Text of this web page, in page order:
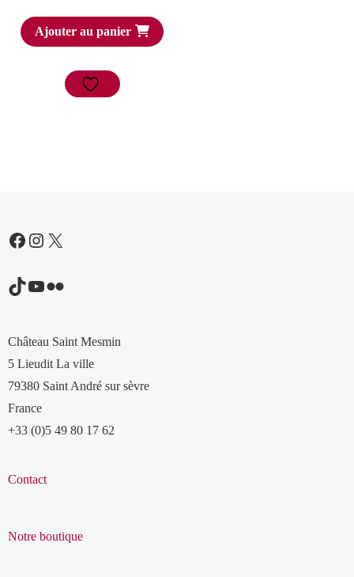
Ajouter au panier
Facebook
Instagram
X
TikTok
YouTube
Flickr
Château Saint Mesmin
5 Lieudit La ville
79380 Saint André sur sèvre
France
+33 (0)5 49 80 17 62
Contact
Notre boutique